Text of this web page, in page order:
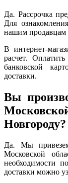
Да. Рассрочка
Для
нашим продавцам
В интернет-
расчет.
банковской
доставки.
Вы
Новгороду?
Да. Мы
Московской
необходимости
доставки можно